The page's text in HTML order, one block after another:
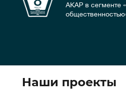
АКАР в сегменте
Наши проекты